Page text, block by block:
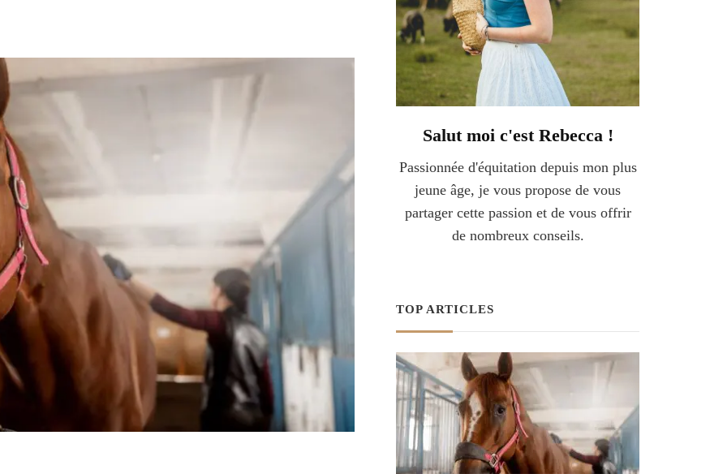
Salut moi c'est Rebecca !
Passionnée d'équitation depuis mon plus
jeune âge, je vous propose de vous
partager cette passion et de vous offrir
de nombreux conseils.
TOP ARTICLES